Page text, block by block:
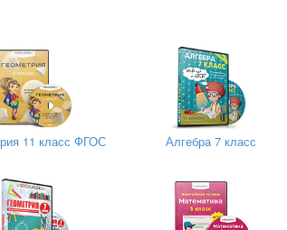
11 класс ФГОС Алгебра 7 класс